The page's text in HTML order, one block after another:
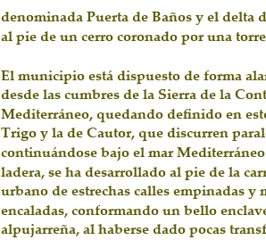
denominada Puerta de Baños y el delta
al pie de un cerro coronado por una
El municipio está dispuesto de forma
desde las cumbres de la Sierra de la
Mediterráneo, quedando definido en
Trigo y la de Cautor, que discurren
continuándose bajo el mar
ladera, se ha desarrollado al pie de la
urbano de estrechas calles empinadas y
encaladas, conformando un bello
alpujarreña, al haberse dado pocas